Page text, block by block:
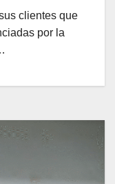
clientes que
por la